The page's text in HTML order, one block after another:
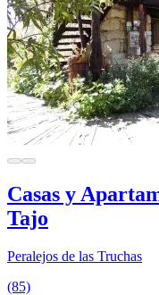
Casas y
Tajo
Peralejos de las Truchas
(85)